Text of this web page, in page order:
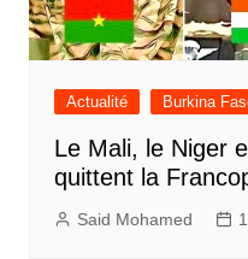
Actualité Burkina
Le Mali, le Niger
quittent la
Said Mohamed